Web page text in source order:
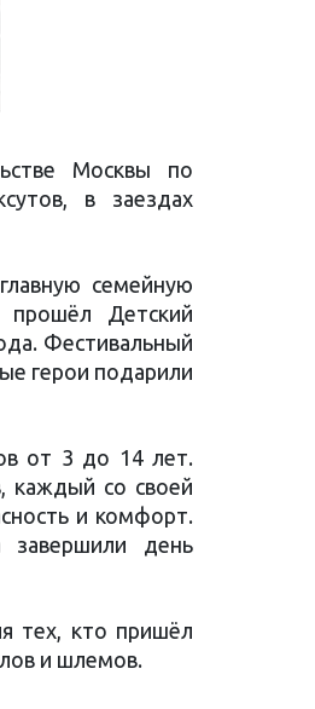
Москвы по
в заездах
семейную
Детский
Фестивальный
герои подарили
от 3 до 14 лет.
каждый со своей
и комфорт.
день
тех, кто пришёл
и шлемов.